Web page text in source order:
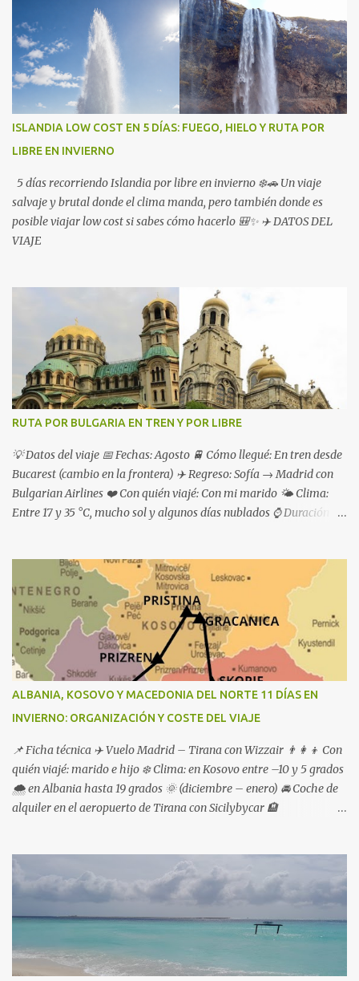
ISLANDIA LOW COST EN 5 DÍAS: FUEGO, HIELO Y RUTA POR
LIBRE EN INVIERNO
5 días recorriendo Islandia por libre en invierno ❄️🚗 Un viaje
salvaje y brutal donde el clima manda, pero también donde es
posible viajar low cost si sabes cómo hacerlo 🎒✨ ✈️ DATOS DEL
VIAJE
RUTA POR BULGARIA EN TREN Y POR LIBRE
💡 Datos del viaje 📅 Fechas: Agosto 🚆 Cómo llegué: En tren desde
Bucarest (cambio en la frontera) ✈️ Regreso: Sofía → Madrid con
Bulgarian Airlines ❤️ Con quién viajé: Con mi marido 🌤 Clima:
Entre 17 y 35 °C, mucho sol y algunos días nublados ⌚ Duración de
ALBANIA, KOSOVO Y MACEDONIA DEL NORTE 11 DÍAS EN
INVIERNO: ORGANIZACIÓN Y COSTE DEL VIAJE
📌 Ficha técnica ✈️ Vuelo Madrid – Tirana con Wizzair 👨‍👩‍👦 Con
quién viajé: marido e hijo ❄️ Clima: en Kosovo entre –10 y 5 grados
🌨️ en Albania hasta 19 grados 🌞 (diciembre – enero) 🚘 Coche de
alquiler en el aeropuerto de Tirana con Sicilybycar 🏨